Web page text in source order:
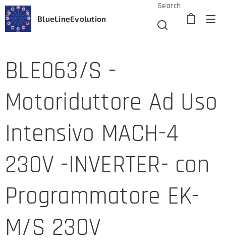
BlueLineEvolution
Search
BLE063/S -
Motoriduttore Ad Uso
Intensivo MACH-4
230V -INVERTER- con
Programmatore EK-
M/S 230V